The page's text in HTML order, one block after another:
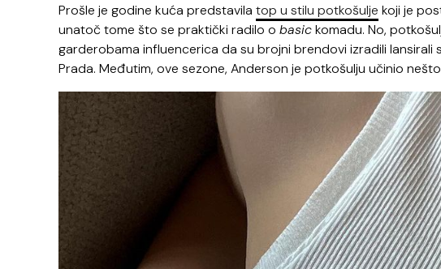
Prošle je godine kuća predstavila top u stilu potkošulje koji je
unatoč tome što se praktički radilo o basickomadu. No,
garderobama influencerica da su brojni brendovi izradili lansirali
Prada. Međutim, ove sezone, Anderson je potkošulju učinio